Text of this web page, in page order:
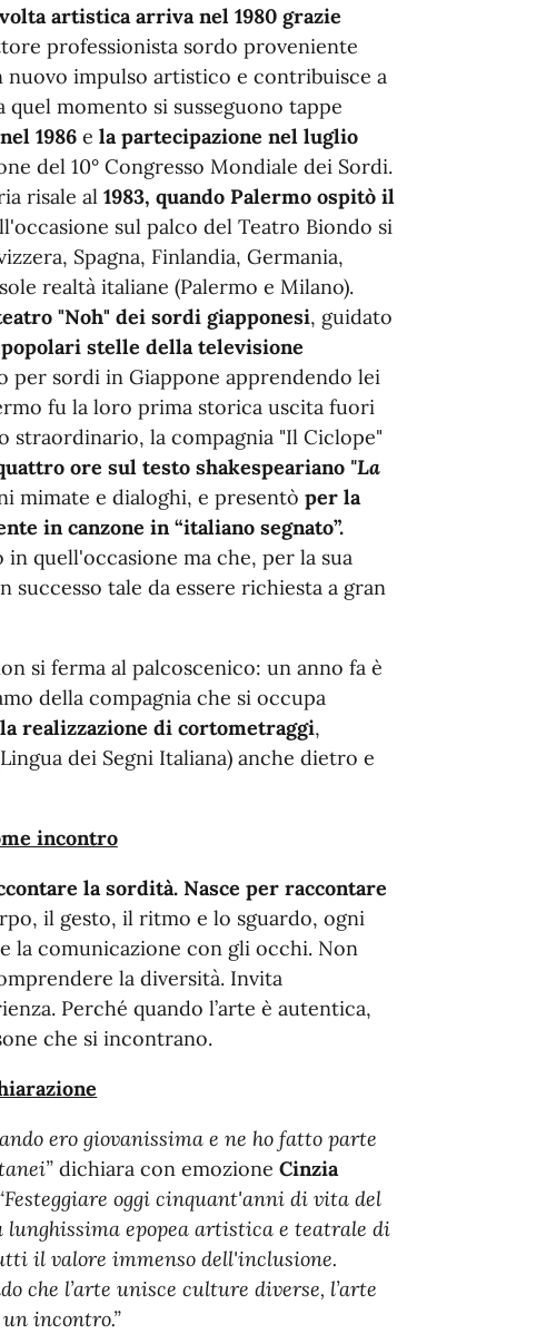
artistica arriva nel 1980 grazie
professionista sordo proveniente
impulso artistico e contribuisce a
momento si susseguono tappe
1986e la partecipazione nel luglio
del 10° Congresso Mondiale dei Sordi.
risale al 1983, quando Palermo ospitò il
sul palco del Teatro Biondo si
Spagna, Finlandia, Germania,
realtà italiane (Palermo e Milano).
"Noh" dei sordi giapponesi, guidato
stelle della televisione
per sordi in Giappone apprendendo lei
fu la loro prima storica uscita fuori
straordinario, la compagnia "Il Ciclope"
ore sul testo shakespeariano "La
mimate e dialoghi, e presentò per la
in canzone in “italiano segnato”.
quell'occasione ma che, per la sua
tale da essere richiesta a gran
si ferma al palcoscenico: un anno fa è
della compagnia che si occupa
realizzazione di cortometraggi,
dei Segni Italiana) anche dietro e
incontro
la sordità. Nasce per raccontare
il gesto, il ritmo e lo sguardo, ogni
la comunicazione con gli occhi. Non
la diversità. Invita
Perché quando l’arte è autentica,
che si incontrano.
ero giovanissima e ne ho fatto parte
dichiara con emozione Cinzia
oggi cinquant'anni di vita del
lunghissima epopea artistica e teatrale di
il valore immenso dell'inclusione.
che l’arte unisce culture diverse, l’arte
incontro.”